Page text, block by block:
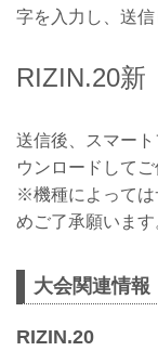
字を入力し、送信
RIZIN.20新
送信後、スマー
ウンロードしてご
※機種によっては
めご了承願います
大会関連情報
RIZIN.20